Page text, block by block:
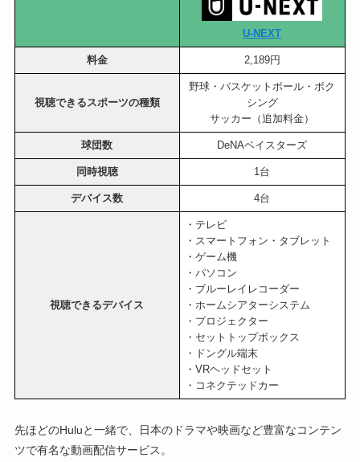
U-NEXT
料金 2,189円
視聴できるスポーツの種類
野球・バスケットボール・ボク
シング
サッカー（追加料金）
球団数 DeNAベイスターズ
同時視聴 1台
デバイス数 4台
視聴できるデバイス
・テレビ
・スマートフォン・タブレット
・ゲーム機
・パソコン
・ブルーレイレコーダー
・ホームシアターシステム
・プロジェクター
・セットトップボックス
・ドングル端末
・VRヘッドセット
・コネクテッドカー
先ほどのHuluと一緒で、日本のドラマや映画など豊富なコンテン
ツで有名な動画配信サービス。